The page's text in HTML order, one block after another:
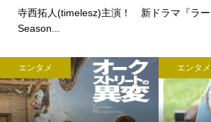
寺西拓人(timelesz)主演！ 新ドラマ『ラ
Season...
エンタメ エンタメ